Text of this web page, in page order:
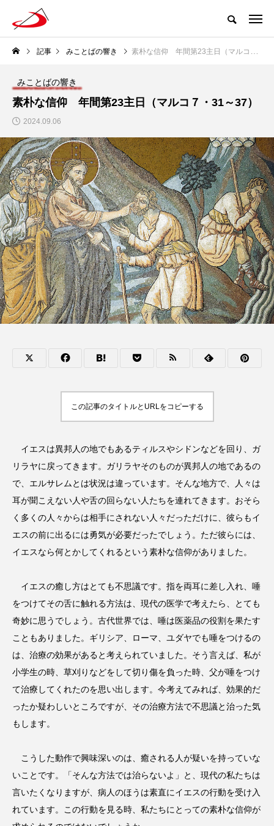
記事 みことばの響き 素朴な信仰 年間第23主日（マルコ７・31～37）
みことばの響き
素朴な信仰 年間第23主日（マルコ７・31～37）
2024.09.06
この記事のタイトルとURLをコピーする
イエスは異邦人の地でもあるティルスやシドンなどを回り、ガ
リラヤに戻ってきます。ガリラヤそのものが異邦人の地であるの
で、エルサレムとは状況は違っています。そんな地方で、人々は
耳が聞こえない人や舌の回らない人たちを連れてきます。おそら
く多くの人々からは相手にされない人々だっただけに、彼らもイ
エスの前に出るには勇気が必要だったでしょう。ただ彼らには、
イエスなら何とかしてくれるという素朴な信仰がありました。
イエスの癒し方はとても不思議です。指を両耳に差し入れ、唾
をつけてその舌に触れる方法は、現代の医学で考えたら、とても
奇妙に思うでしょう。古代世界では、唾は医薬品の役割を果たす
こともありました。ギリシア、ローマ、ユダヤでも唾をつけるの
は、治療の効果があると考えられていました。そう言えば、私が
小学生の時、草刈りなどをして切り傷を負った時、父が唾をつけ
て治療してくれたのを思い出します。今考えてみれば、効果的だ
ったか疑わしいところですが、その治療方法で不思議と治った気
もします。
こうした動作で興味深いのは、癒される人が疑いを持っていな
いことです。「そんな方法では治らないよ」と、現代の私たちは
言いたくなりますが、病人のほうは素直にイエスの行動を受け入
れています。この行動を見る時、私たちにとっての素朴な信仰が